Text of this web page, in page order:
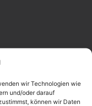
wir Technologien wie
und/oder darauf
können wir Daten